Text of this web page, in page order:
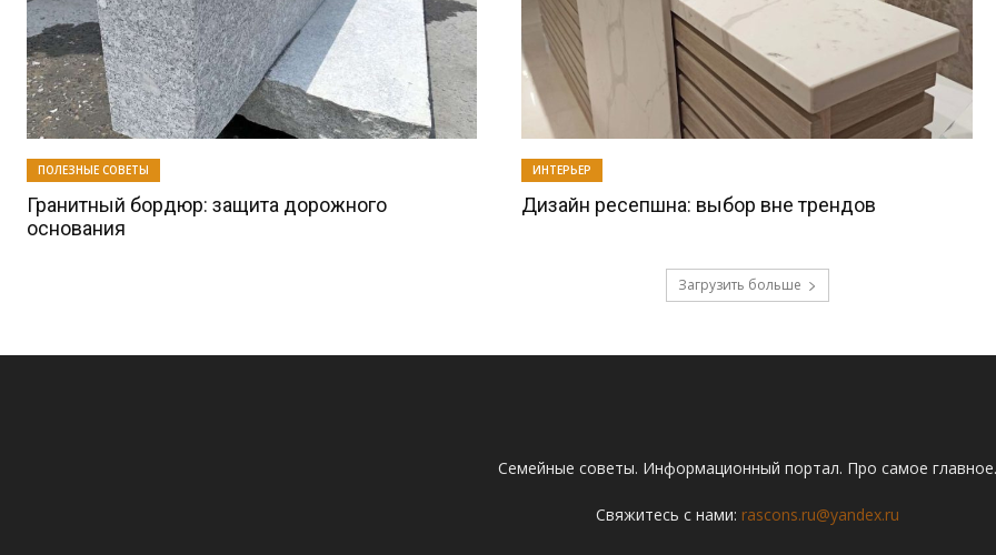
ПОЛЕЗНЫЕ СОВЕТЫ
Гранитный бордюр: защита дорожного
основания
ИНТЕРЬЕР
Дизайн ресепшна: выбор вне трендов
Загрузить больше
Семейные советы. Информационный портал. Про самое главное.
Свяжитесь с нами: rascons.ru@yandex.ru